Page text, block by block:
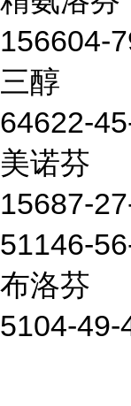
156604-
三醇
64622-
美诺芬
15687-
51146-
布洛芬
5104-49-